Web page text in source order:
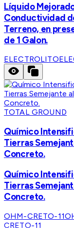
Líquido
Conductividad
Terreno, en
de 1 Galon.
ELECTROLITO
TOTAL GROUND
Químico
Tierras
Concreto.
Químico
Tierras
Concreto.
OHM-CRETO-11
CRETO-11